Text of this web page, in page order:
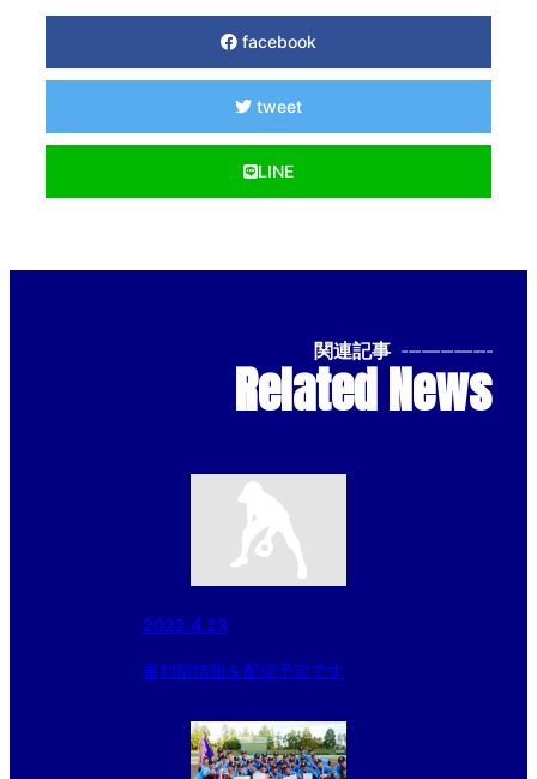
facebook
tweet
LINE
関連記事 --------------
Related News
2022.4.23
審判部情報を配信予定です